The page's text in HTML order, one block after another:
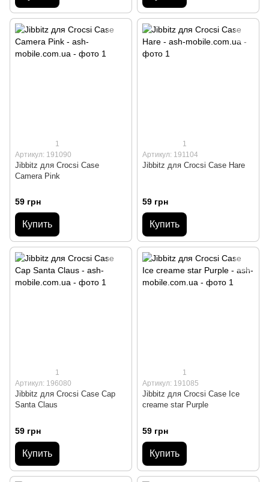
1
Артикул: 191090
Jibbitz для Crocsі Case
Camera Pink
59 грн
Купить
1
Артикул: 191104
Jibbitz для Crocsі Case Hare
59 грн
Купить
1
Артикул: 196080
Jibbitz для Crocsі Case Cap
Santa Claus
59 грн
Купить
1
Артикул: 191085
Jibbitz для Crocsі Case Ice
creame star Purple
59 грн
Купить